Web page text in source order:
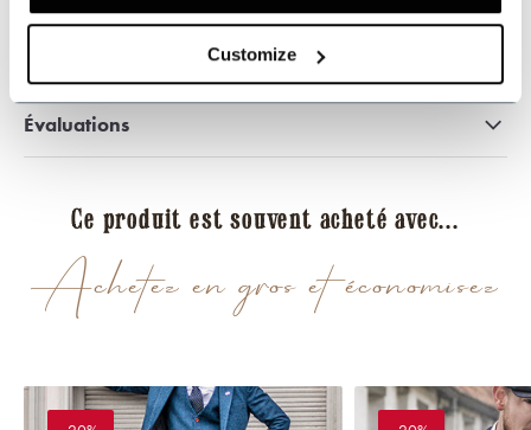
Customize
Évaluations
Achetez en gros et économisez
Ce produit est souvent acheté avec...